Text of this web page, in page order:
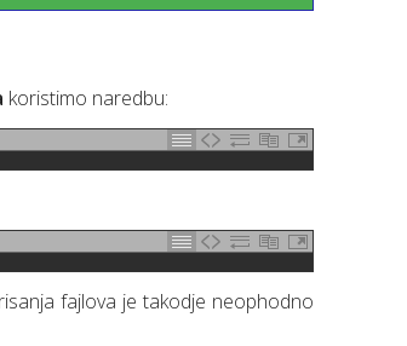
koristimo naredbu:
fajlova je takodje neophodno